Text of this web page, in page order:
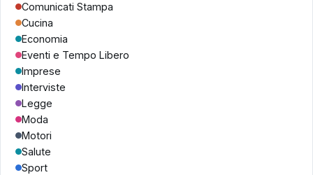
Comunicati Stampa
Cucina
Economia
Eventi e Tempo Libero
Imprese
Interviste
Legge
Moda
Motori
Salute
Sport